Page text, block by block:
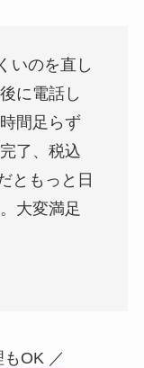
いのを直し
に電話し
間足らず
了、税込
ともっと日
大変満足
OK ／